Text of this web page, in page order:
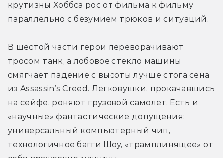
крутизны Хоббса рос от фильма к фильму
параллельно с безумием трюков и ситуаций.
В шестой части герои переворачивают
тросом танк, а лобовое стекло машины
смягчает падение с высоты лучше стога сена
из Assassin’s Creed. Легковушки, прокачавшись
на сейфе, роняют грузовой самолет. Есть и
«научные» фантастические допущения:
универсальный компьютерный чип,
технологичное багги Шоу, «трамплинящее» от